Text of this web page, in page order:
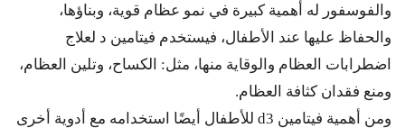
والفوسفور له أهمية كبيرة في نمو عظام قوية، وبناؤها،
والحفاظ عليها عند الأطفال، فيستخدم فيتامين د لعلاج
اضطرابات العظام والوقاية منها، مثل: الكساح، وتلين العظام،
ومنع فقدان كثافة العظام.
ومن أهمية فيتامين d3 للأطفال أيضًا استخدامه مع أدوية أخرى